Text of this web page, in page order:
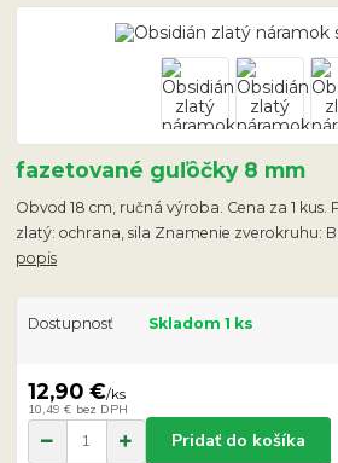
fazetované guľôčky 8 mm
Obvod 18 cm, ručná výroba. Cena za 1 kus.
zlatý: ochrana, sila Znamenie zverokruhu:
popis
Dostupnosť Skladom 1 ks
12,90 €/ks
10,49 € bez DPH
Pridať do košíka